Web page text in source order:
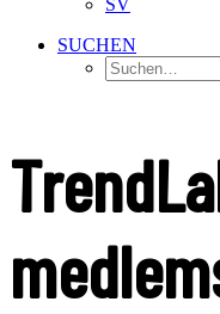
SV
SUCHEN